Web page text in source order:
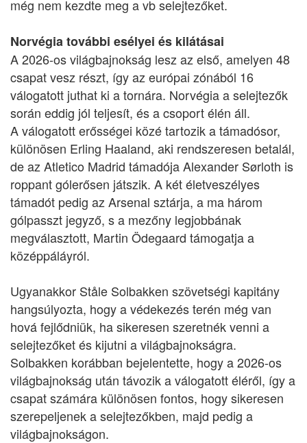
még nem kezdte meg a vb selejtezőket.
Norvégia további esélyei és kilátásai
A 2026-os világbajnokság lesz az első, amelyen 48
csapat vesz részt, így az európai zónából 16
válogatott juthat ki a tornára. Norvégia a selejtezők
során eddig jól teljesít, és a csoport élén áll.
A válogatott erősségei közé tartozik a támadósor,
különösen Erling Haaland, aki rendszeresen betalál,
de az Atletico Madrid támadója Alexander Sørloth is
roppant gólerősen játszik. A két életveszélyes
támadót pedig az Arsenal sztárja, a ma három
gólpasszt jegyző, s a mezőny legjobbának
megválasztott, Martin Ödegaard támogatja a
középpáláyról.
Ugyanakkor Ståle Solbakken szövetségi kapitány
hangsúlyozta, hogy a védekezés terén még van
hová fejlődniük, ha sikeresen szeretnék venni a
selejtezőket és kijutni a világbajnokságra.
Solbakken korábban bejelentette, hogy a 2026-os
világbajnokság után távozik a válogatott éléről, így a
csapat számára különösen fontos, hogy sikeresen
szerepeljenek a selejtezőkben, majd pedig a
világbajnokságon.